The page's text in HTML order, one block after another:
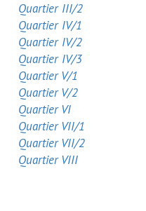
Quartier III/2
Quartier IV/1
Quartier IV/2
Quartier IV/3
Quartier V/1
Quartier V/2
Quartier VI
Quartier VII/1
Quartier VII/2
Quartier VIII